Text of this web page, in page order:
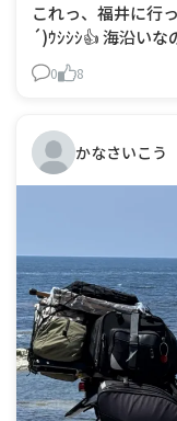
これっ、福井に行
´)ｳｼｼｼ👍 海沿いな
りとメンテナンス
0 8
かなさいこう